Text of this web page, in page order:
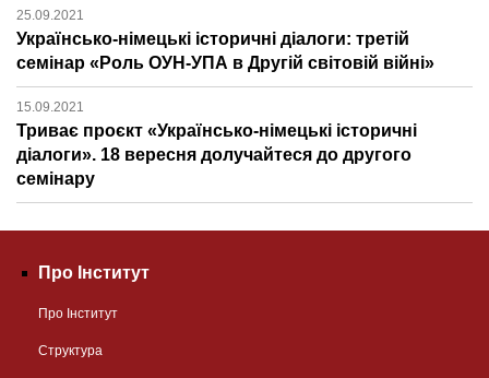
25.09.2021
Українсько-німецькі історичні діалоги: третій
семінар «Роль ОУН-УПА в Другій світовій війні»
15.09.2021
Триває проєкт «Українсько-німецькі історичні
діалоги». 18 вересня долучайтеся до другого
семінару
Про Інститут
Про Інститут
Структура